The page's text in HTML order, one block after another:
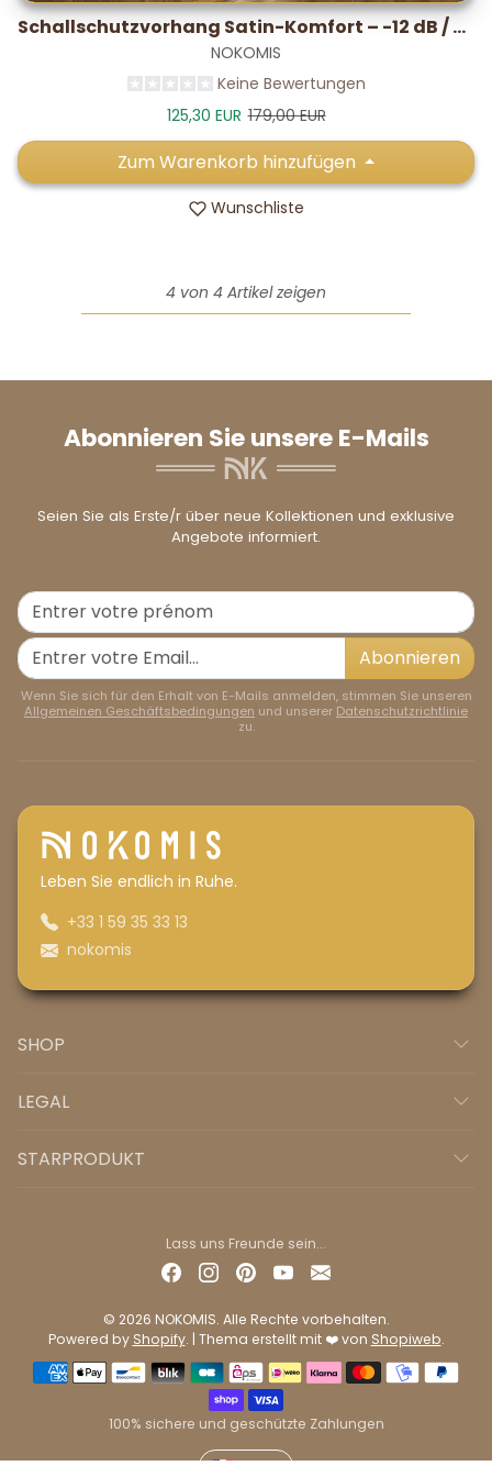
Schallschutzvorhang Satin-Komfort – -12 dB / 5–7 °C
NOKOMIS
Keine Bewertungen
Verkaufspreis
125,30 EUR Normalpreis
179,00 EUR
Zum Warenkorb hinzufügen
Wunschliste
4 von 4 Artikel zeigen
Abonnieren Sie unsere E-Mails
Seien Sie als Erste/r über neue Kollektionen und exklusive
Angebote informiert.
Abonnieren
Wenn Sie sich für den Erhalt von E-Mails anmelden, stimmen Sie unseren
Allgemeinen Geschäftsbedingungen und unserer Datenschutzrichtlinie
zu.
Leben Sie endlich in Ruhe.
+33 1 59 35 33 13
nokomis
SHOP
LEGAL
STARPRODUKT
Lass uns Freunde sein...
© 2026 NOKOMIS. Alle Rechte vorbehalten.
Powered by Shopify. | Thema erstellt mit ❤️ von Shopiweb.
Zahlungsmethoden
100% sichere und geschützte Zahlungen
EUR